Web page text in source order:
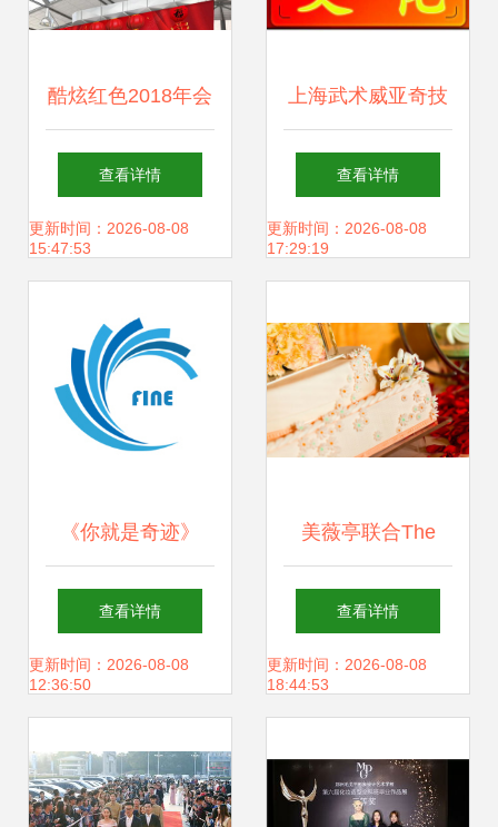
酷炫红色2018年会
舞台背景设计 用设
计语言引爆年度盛
查看详情
更新时间：2026-08-08
15:47:53
上海武术威亚奇技
品牌创意演出的台
前幕后
查看详情
更新时间：2026-08-08
17:29:19
《你就是奇迹》
——赤峰小微企业
年会背后的策划之
查看详情
更新时间：2026-08-08
12:36:50
美薇亭联合The
One婚礼秀完美落
幕 高端婚礼与生活
查看详情
更新时间：2026-08-08
18:44:53